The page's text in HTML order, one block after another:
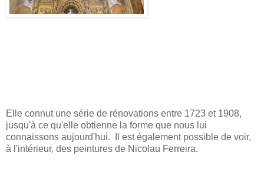
Elle connut une série de rénovations entre 1723 et 1908,
jusqu'à ce qu'elle obtienne la forme que nous lui
connaissons aujourd'hui. Il est également possible de voir,
à l'intérieur, des peintures de Nicolau Ferreira.